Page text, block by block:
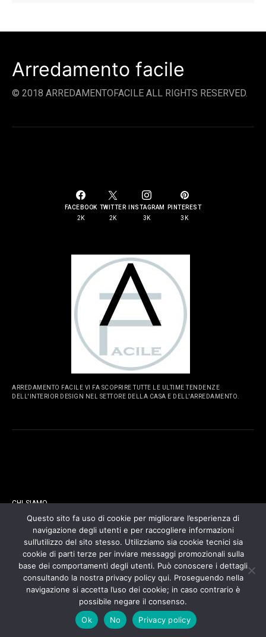
Arredamento facile
© 2018 ARREDAMENTOFACILE ALL RIGHTS RESERVED.
FACEBOOK
2K
TWITTER
2K
INSTAGRAM
3K
PINTEREST
3K
ARREDAMENTO FACILE VI FA SCOPRIRE TUTTE LE ULTIME TENDENZE
DELL'INTERIOR DESIGN NEL SETTORE DELLA CASA E DELL'ARREDAMENTO.
CHI SIAMO
CONTATTI
COOKIES POLICY
PRIVACY POLICY
Questo sito fa uso di cookie per migliorare l’esperienza di
navigazione degli utenti e per raccogliere informazioni
sull’utilizzo del sito stesso. Utilizziamo sia cookie tecnici sia
cookie di parti terze per inviare messaggi promozionali sulla
base dei comportamenti degli utenti. Può conoscere i dettagli
consultando la nostra privacy policy qui. Proseguendo nella
navigazione si accetta l’uso dei cookie; in caso contrario è
possibile negare il consenso.
Ok
No Privacy policy